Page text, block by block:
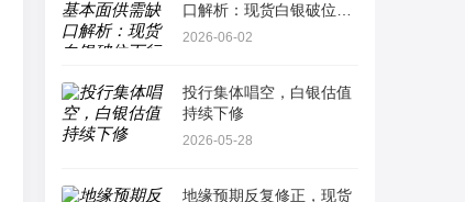
口解析：现货白银破位下
行后的中长线建仓策略
2026-06-02
投行集体唱空，白银估值
持续下修
2026-05-28
地缘预期反复修正，现货